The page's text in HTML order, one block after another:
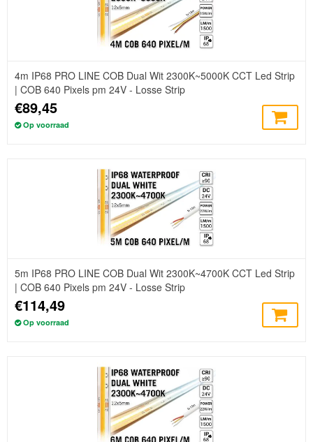
4m IP68 PRO LINE COB Dual Wit 2300K~5000K CCT Led Strip
| COB 640 Pixels pm 24V - Losse Strip
€89,45
Op voorraad
5m IP68 PRO LINE COB Dual Wit 2300K~4700K CCT Led Strip
| COB 640 Pixels pm 24V - Losse Strip
€114,49
Op voorraad